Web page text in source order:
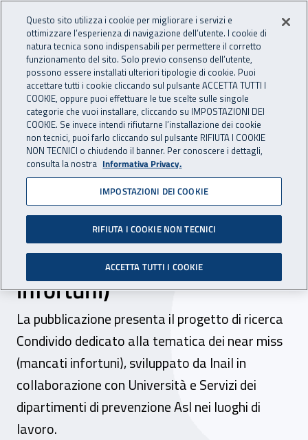
INAIL - Istituto Nazionale
Apri cerca
Navigazione principale
Navigazione - Ti trovi in:
Home Inail comunica Pubblicazioni Catalogo generale
Condivido: un approccio
integrato in reti
collaborative per lo
sviluppo delle conoscenze
sui near miss (mancati
infortuni)
La pubblicazione presenta il progetto di ricerca
Condivido dedicato alla tematica dei near miss
(mancati infortuni), sviluppato da Inail in
collaborazione con Università e Servizi dei
dipartimenti di prevenzione Asl nei luoghi di
lavoro.
Questo sito utilizza i cookie per migliorare i servizi e
ottimizzare l’esperienza di navigazione dell’utente. I cookie di
natura tecnica sono indispensabili per permettere il corretto
funzionamento del sito. Solo previo consenso dell’utente,
possono essere installati ulteriori tipologie di cookie. Puoi
accettare tutti i cookie cliccando sul pulsante ACCETTA TUTTI I
COOKIE, oppure puoi effettuare le tue scelte sulle singole
categorie che vuoi installare, cliccando su IMPOSTAZIONI DEI
COOKIE. Se invece intendi rifiutarne l’installazione dei cookie
non tecnici, puoi farlo cliccando sul pulsante RIFIUTA I COOKIE
NON TECNICI o chiudendo il banner. Per conoscere i dettagli,
consulta la nostra Informativa Privacy.
IMPOSTAZIONI DEI COOKIE
RIFIUTA I COOKIE NON TECNICI
ACCETTA TUTTI I COOKIE